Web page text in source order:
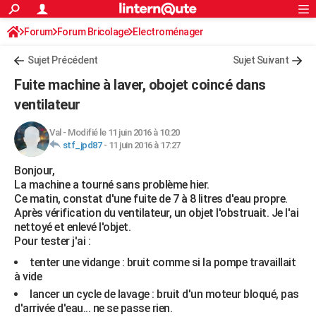
ACTUALITÉS
Politique
Société
Faits Divers
Education
Monde
Villes
+
Programme TV
Streaming
Sorties cinéma
Musique
FINANCE
Retraite
Impôts
Epargne
Immobilier
Risques naturels par ville
Banque
Assurance
Crédit
AUTO
Essais
Réserver un essai
Citadines
Berlines
SUV
Forum auto
HIGH-TECH
Mobiles
Meilleur smartphone
Internet
Ordinateurs
Jeux vidéo
Guide high-tech
BRICOLAGE
Forum
Aménagement intérieur
Extérieur
Cuisine
Salle de bains
Jardinage
Rangement
WEEK-END
Guides de France
Escapades
Patrimoine
Expositions
Musées
Week-end nature
+LIFESTYLE
Art de vivre
Bien-être
Loisirs
Mode
Modes de vie
SANTE
Alimentation
Guide de la santé
Maladies
Médicaments
Sommeil
VOYAGE
S'inscrire
Connexion
Forum Forum Bricolage Electroménager
Sujet Précédent Sujet Suivant
Fuite machine à laver, obojet coincé dans
ventilateur
Val - Modifié le 11 juin 2016 à 10:20
stf_jpd87- 11 juin 2016 à 17:27
Bonjour,
La machine a tourné sans problème hier.
Ce matin, constat d'une fuite de 7 à 8 litres d'eau propre.
Après vérification du ventilateur, un objet l'obstruait. Je l'ai
nettoyé et enlevé l'objet.
Pour tester j'ai :
tenter une vidange : bruit comme si la pompe travaillait
à vide
lancer un cycle de lavage : bruit d'un moteur bloqué, pas
d'arrivée d'eau... ne se passe rien.